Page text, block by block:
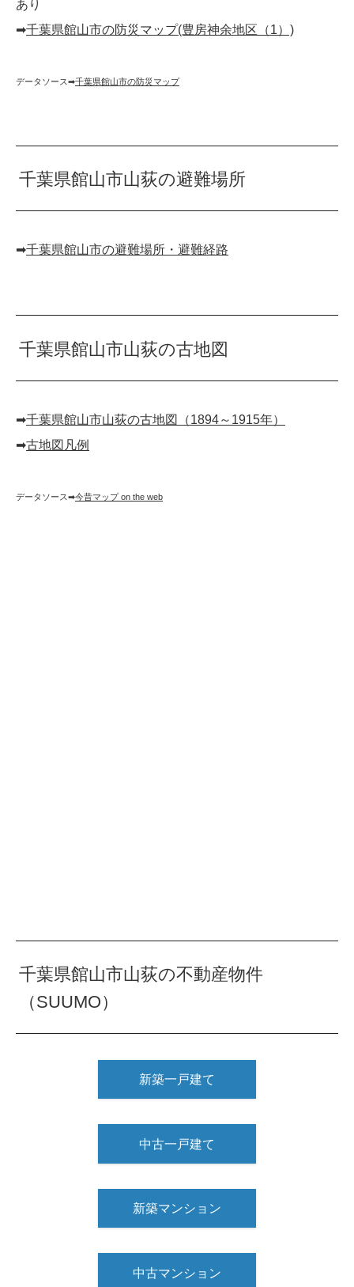
あり
➡︎千葉県館山市の防災マップ(豊房神余地区（1）)
データソース➡︎千葉県館山市の防災マップ
千葉県館山市山荻の避難場所
➡︎千葉県館山市の避難場所・避難経路
千葉県館山市山荻の古地図
➡︎千葉県館山市山荻の古地図（1894～1915年）
➡︎古地図凡例
データソース➡︎今昔マップ on the web
千葉県館山市山荻の不動産物件
（SUUMO）
新築一戸建て
中古一戸建て
新築マンション
中古マンション